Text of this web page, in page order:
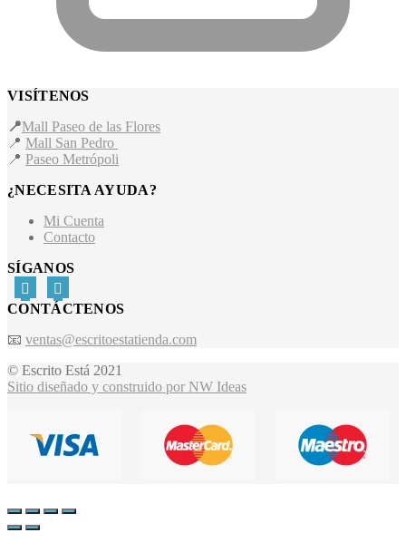
VISÍTENOS
📍Mall Paseo de las Flores
📍 Mall San Pedro
📍 Paseo Metrópoli
¿NECESITA AYUDA?
Mi Cuenta
Contacto
SÍGANOS
CONTÁCTENOS
📧 ventas@escritoestatienda.com
© Escrito Está 2021
Sitio diseñado y construido por NW Ideas